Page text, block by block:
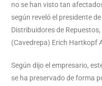
no se han visto tan
según reveló el presidente
Distribuidores de
(Cavedrepa) Erich Hartkopf
Según dijo el empresario,
se ha preservado de forma